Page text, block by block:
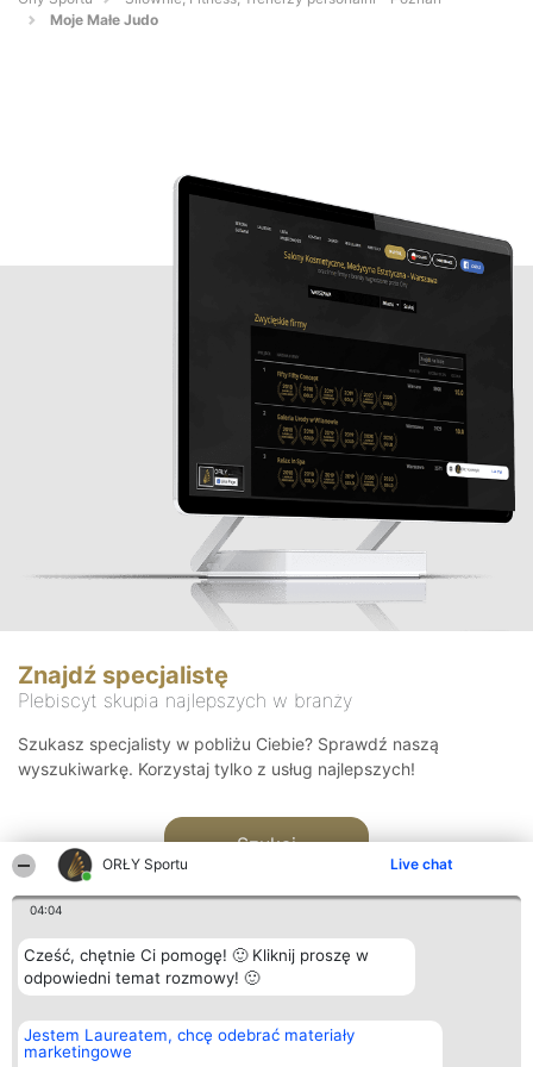
ORŁY Sportu Live chat
04:04
Cześć, chętnie Ci pomogę! 🙂 Kliknij proszę w
odpowiedni temat rozmowy! 🙂
Jestem Laureatem, chcę odebrać materiały
marketingowe
Moje Małe Judo
Znajdź specjalistę
Plebiscyt skupia najlepszych w branży
Szukasz specjalisty w pobliżu Ciebie? Sprawdź naszą
wyszukiwarkę. Korzystaj tylko z usług najlepszych!
Szukaj
Organizator plebiscytu
Bright Side Solutions sp. z o.
o. sp. k.
Plebiscyt
Laureaci
Kontakt
Kontakt